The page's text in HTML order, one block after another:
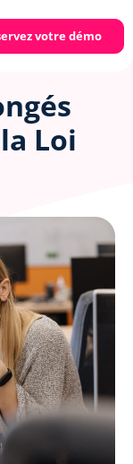
votre démo
Loi